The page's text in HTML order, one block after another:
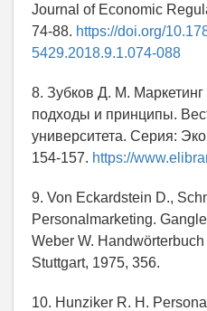
Journal of Economic
74-88. https://doi.org/
5429.2018.9.1.074-088
8. Зубков Д. М.
подходы и принципы.
университета. Серия:
154-157. https://
9. Von Eckardstein D.,
Personalmarketing.
Weber W.
Stuttgart, 1975, 356.
10. Hunziker R. H.